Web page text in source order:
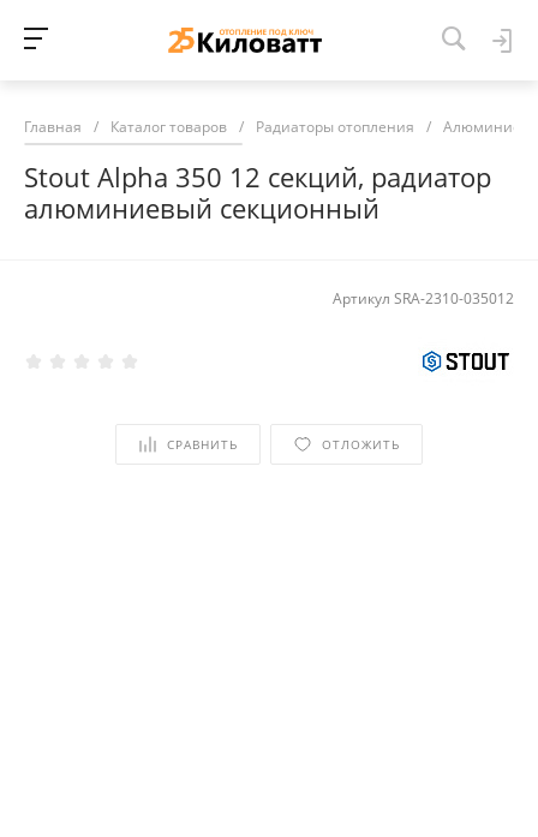
Главная / Каталог товаров / Радиаторы отопления /
Stout Alpha 350 12 секций, радиатор
алюминиевый секционный
Артикул SRA-2310-035012
СРАВНИТЬ ОТЛОЖИТЬ